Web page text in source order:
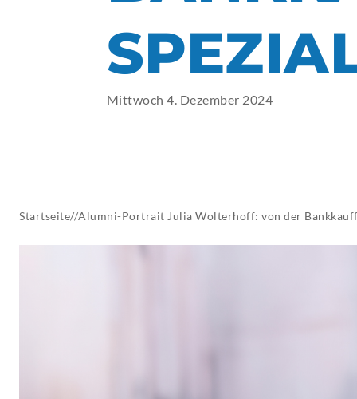
Mittwoch 4. Dezember 2024
Startseite//Alumni-Portrait Julia Wolterhoff: von der